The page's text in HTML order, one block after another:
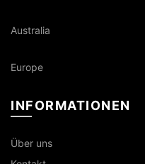
Australia
Europe
INFORMATIONEN
Über uns